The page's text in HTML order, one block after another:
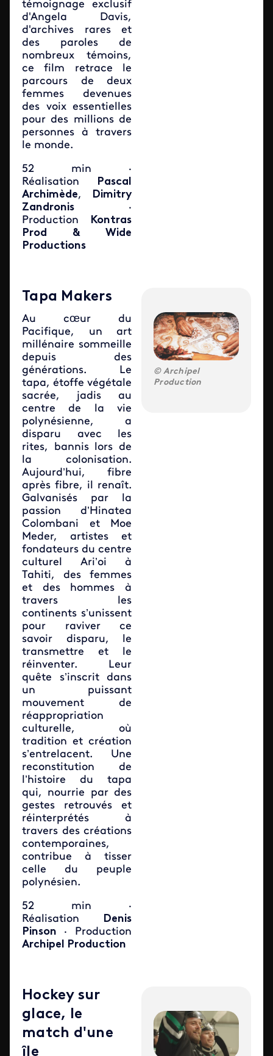
témoignage exclusif
d'Angela Davis,
d'archives rares et
des paroles de
nombreux témoins,
ce film retrace le
parcours de deux
femmes devenues
des voix essentielles
pour des millions de
personnes à travers
le monde.
52 min ·
Réalisation Pascal
Archimède,
Dimitry
Zandronis ·
Production
Kontras
Prod & Wide
Productions
Tapa Makers
Au cœur du
Pacifique, un art
millénaire sommeille
depuis des
générations. Le
tapa, étoffe végétale
sacrée, jadis au
centre de la vie
polynésienne, a
disparu avec les
rites, bannis lors de
la colonisation.
Aujourd’hui, fibre
après fibre, il renaît.
Galvanisés par la
passion d’Hinatea
Colombani et Moe
Meder, artistes et
fondateurs du centre
culturel Ari’oi à
Tahiti, des femmes
et des hommes à
travers les
continents s’unissent
pour raviver ce
savoir disparu, le
transmettre et le
réinventer. Leur
quête s’inscrit dans
un puissant
mouvement de
réappropriation
culturelle, où
tradition et création
s’entrelacent. Une
reconstitution de
l’histoire du tapa
qui, nourrie par des
gestes retrouvés et
réinterprétés à
travers des créations
contemporaines,
contribue à tisser
celle du peuple
polynésien.
52 min ·
Réalisation Denis
Pinson · Production
Archipel Production
Archipel
Production
Hockey sur
glace, le
match d'une
île